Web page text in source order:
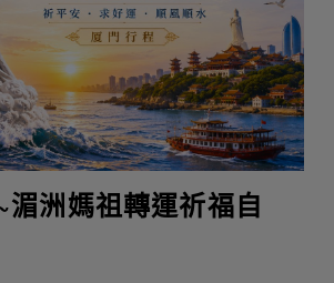
湄洲媽祖轉運祈福自